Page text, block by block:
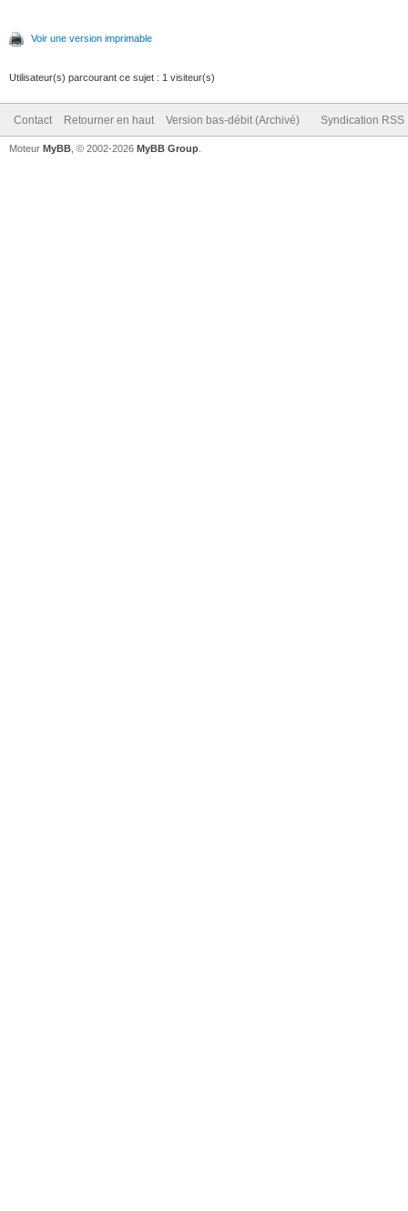
Voir une version imprimable
Utilisateur(s) parcourant ce sujet : 1 visiteur(s)
Contact Retourner en haut Version bas-débit (Archivé) Syndication RSS
Moteur MyBB , © 2002-2026 MyBB Group